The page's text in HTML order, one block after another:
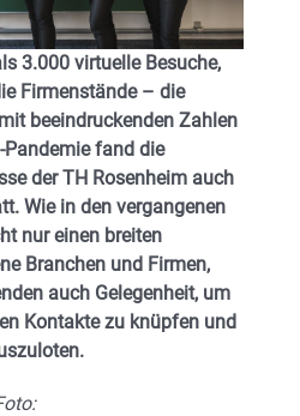
3.000 virtuelle Besuche,
Firmenstände – die
beeindruckenden Zahlen
fand die
der TH Rosenheim auch
Wie in den vergangenen
nur einen breiten
Branchen und Firmen,
auch Gelegenheit, um
Kontakte zu knüpfen und